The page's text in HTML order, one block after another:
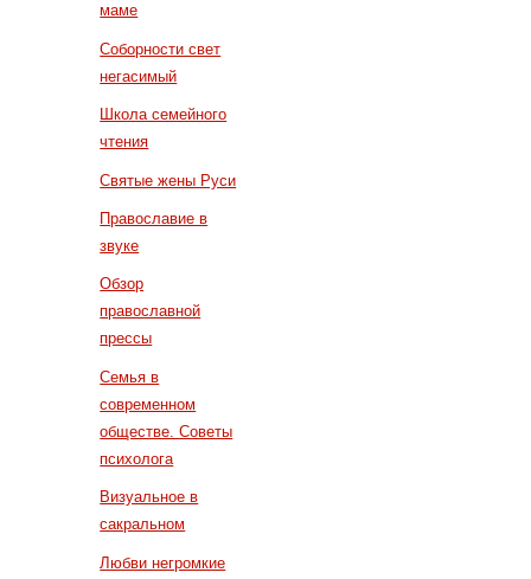
маме
Соборности свет
негасимый
Школа семейного
чтения
Святые жены Руси
Православие в
звуке
Обзор
православной
прессы
Семья в
современном
обществе. Советы
психолога
Визуальное в
сакральном
Любви негромкие